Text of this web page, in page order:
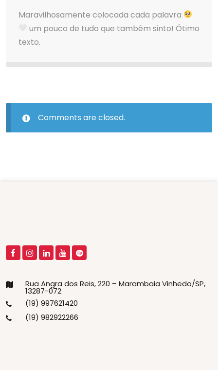
Maravilhosamente colocada cada palavra
um pouco de tudo que também sinto! Ótimo
texto.
Comments are closed.
Rua Angra dos Reis, 220 – Marambaia Vinhedo/SP,
13287-072
(19) 997621420
(19) 982922266